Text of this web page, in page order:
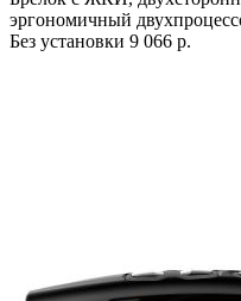
эргономичный
Без установки 9 066 р.